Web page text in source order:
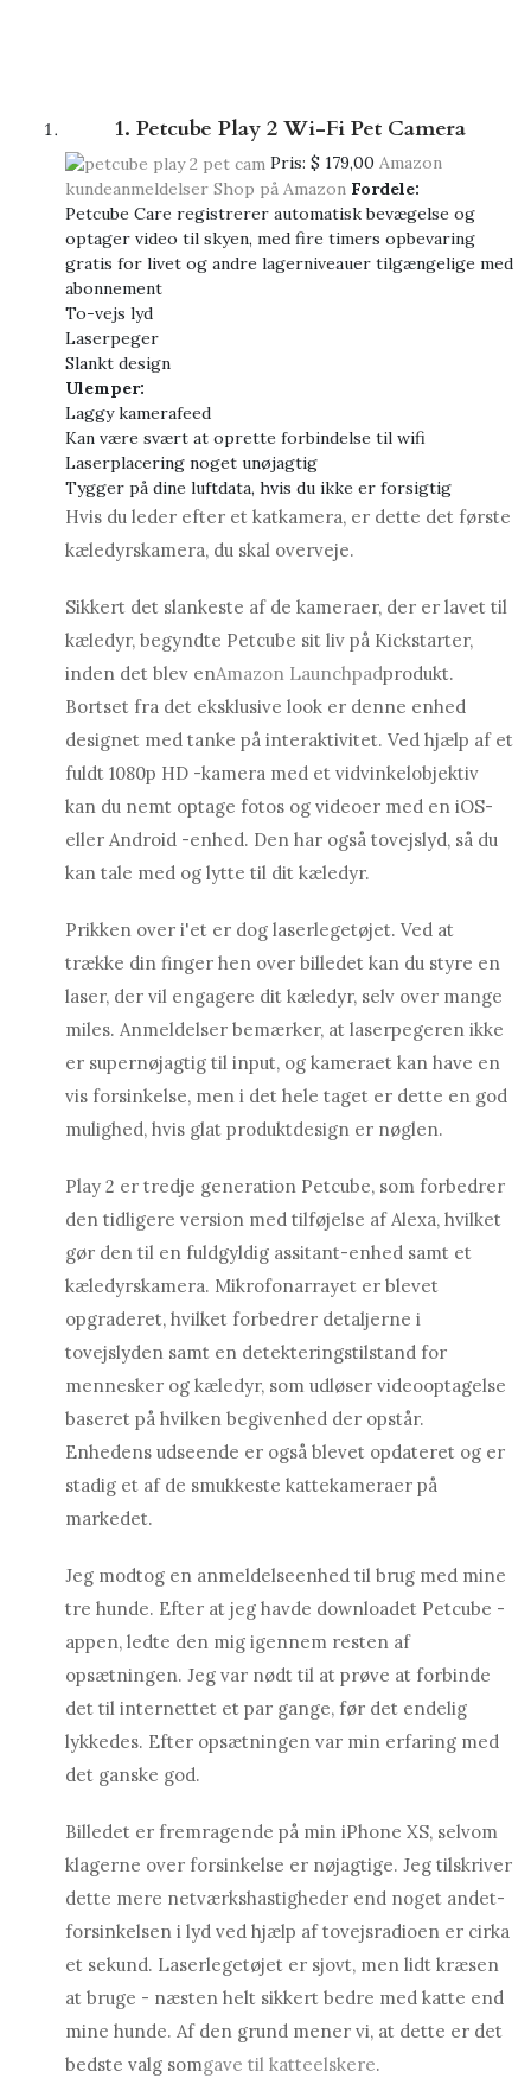
1. Petcube Play 2 Wi-Fi Pet Camera
Pris: $ 179,00 Amazon
kundeanmeldelser Shop på Amazon Fordele:
Petcube Care registrerer automatisk bevægelse og
optager video til skyen, med fire timers opbevaring
gratis for livet og andre lagerniveauer tilgængelige med
abonnement
To-vejs lyd
Laserpeger
Slankt design
Ulemper:
Laggy kamerafeed
Kan være svært at oprette forbindelse til wifi
Laserplacering noget unøjagtig
Tygger på dine luftdata, hvis du ikke er forsigtig
Hvis du leder efter et katkamera, er dette det første
kæledyrskamera, du skal overveje.
Sikkert det slankeste af de kameraer, der er lavet til
kæledyr, begyndte Petcube sit liv på Kickstarter,
inden det blev enAmazon Launchpadprodukt.
Bortset fra det eksklusive look er denne enhed
designet med tanke på interaktivitet. Ved hjælp af et
fuldt 1080p HD -kamera med et vidvinkelobjektiv
kan du nemt optage fotos og videoer med en iOS-
eller Android -enhed. Den har også tovejslyd, så du
kan tale med og lytte til dit kæledyr.
Prikken over i'et er dog laserlegetøjet. Ved at
trække din finger hen over billedet kan du styre en
laser, der vil engagere dit kæledyr, selv over mange
miles. Anmeldelser bemærker, at laserpegeren ikke
er supernøjagtig til input, og kameraet kan have en
vis forsinkelse, men i det hele taget er dette en god
mulighed, hvis glat produktdesign er nøglen.
Play 2 er tredje generation Petcube, som forbedrer
den tidligere version med tilføjelse af Alexa, hvilket
gør den til en fuldgyldig assitant-enhed samt et
kæledyrskamera. Mikrofonarrayet er blevet
opgraderet, hvilket forbedrer detaljerne i
tovejslyden samt en detekteringstilstand for
mennesker og kæledyr, som udløser videooptagelse
baseret på hvilken begivenhed der opstår.
Enhedens udseende er også blevet opdateret og er
stadig et af de smukkeste kattekameraer på
markedet.
Jeg modtog en anmeldelseenhed til brug med mine
tre hunde. Efter at jeg havde downloadet Petcube -
appen, ledte den mig igennem resten af ​​
opsætningen. Jeg var nødt til at prøve at forbinde
det til internettet et par gange, før det endelig
lykkedes. Efter opsætningen var min erfaring med
det ganske god.
Billedet er fremragende på min iPhone XS, selvom
klagerne over forsinkelse er nøjagtige. Jeg tilskriver
dette mere netværkshastigheder end noget andet-
forsinkelsen i lyd ved hjælp af tovejsradioen er cirka
et sekund. Laserlegetøjet er sjovt, men lidt kræsen
at bruge - næsten helt sikkert bedre med katte end
mine hunde. Af den grund mener vi, at dette er det
bedste valg somgave til katteelskere.